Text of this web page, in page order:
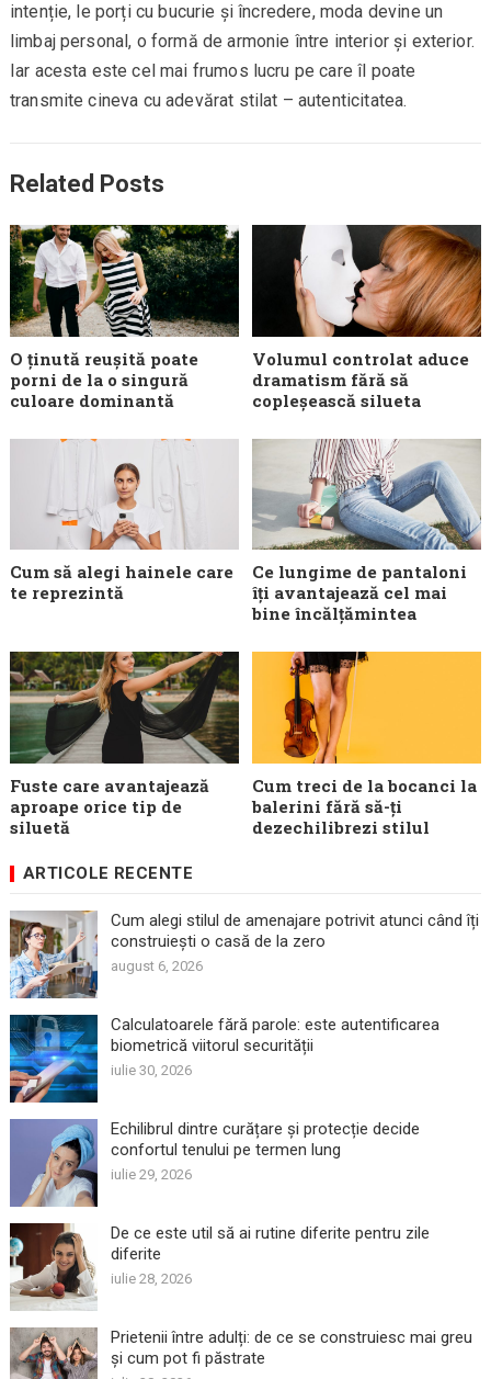
intenție, le porți cu bucurie și încredere, moda devine un
limbaj personal, o formă de armonie între interior și exterior.
Iar acesta este cel mai frumos lucru pe care îl poate
transmite cineva cu adevărat stilat – autenticitatea.
Related Posts
O ținută reușită poate
porni de la o singură
culoare dominantă
Volumul controlat aduce
dramatism fără să
copleșească silueta
Cum să alegi hainele care
te reprezintă
Ce lungime de pantaloni
îți avantajează cel mai
bine încălțămintea
Fuste care avantajează
aproape orice tip de
siluetă
Cum treci de la bocanci la
balerini fără să-ți
dezechilibrezi stilul
ARTICOLE RECENTE
Cum alegi stilul de amenajare potrivit atunci când îți
construiești o casă de la zero
august 6, 2026
Calculatoarele fără parole: este autentificarea
biometrică viitorul securității
iulie 30, 2026
Echilibrul dintre curățare și protecție decide
confortul tenului pe termen lung
iulie 29, 2026
De ce este util să ai rutine diferite pentru zile
diferite
iulie 28, 2026
Prietenii între adulți: de ce se construiesc mai greu
și cum pot fi păstrate